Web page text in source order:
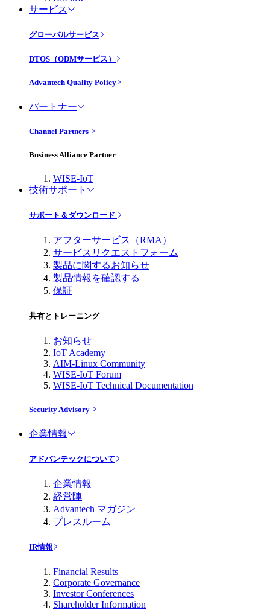
サービス
グローバルサービス
DTOS（ODMサービス）
Advantech Quality Policy
パートナー
Channel Partners
Business Alliance Partner
WISE-IoT
技術サポート
サポート＆ダウンロード
アフターサービス（RMA）
サービスリクエストフォーム
製品に関するお知らせ
製品情報を確認する
保証
共有とトレーニング
お知らせ
IoT Academy
AIM-Linux Community
WISE-IoT Forum
WISE-IoT Technical Documentation
Security Advisory
企業情報
アドバンテックについて
企業情報
経営陣
Advantech マガジン
プレスルーム
IR情報
Financial Results
Corporate Governance
Investor Conferences
Shareholder Information